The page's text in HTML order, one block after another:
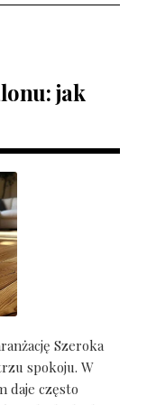
jak
Szeroka
spokoju. W
daje często